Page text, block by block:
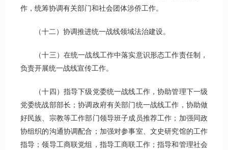
作，统筹协调有关部门和社会团体涉侨工作。
（十二）协调推进统一战线领域法治建设。
（十三）在统一战线工作中落实意识形态工作责任制，
负责开展统一战线宣传工作。
（十四）指导下级党委统一战线工作，协助管理下一级
党委统战部部长；协调政府有关部门统一战线工作，协助做
好民族、宗教等工作部门领导班子成员推荐工作；加强同政
协组织的沟通协调配合；加强对参事室、文史研究馆的工作
指导；领导工商联党组，指导工商联工作；指导和管理社会